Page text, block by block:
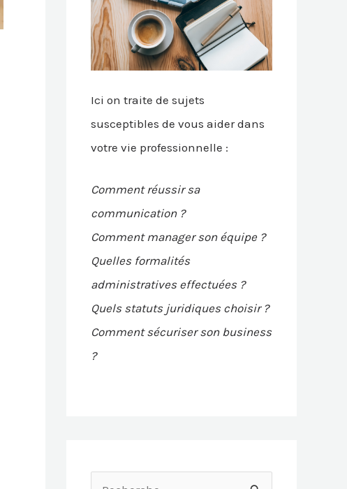
Ici on traite de sujets
susceptibles de vous aider dans
votre vie professionnelle :
Comment réussir sa
communication ?
Comment manager son équipe ?
Quelles formalités
administratives effectuées ?
Quels statuts juridiques choisir ?
Comment sécuriser son business
?